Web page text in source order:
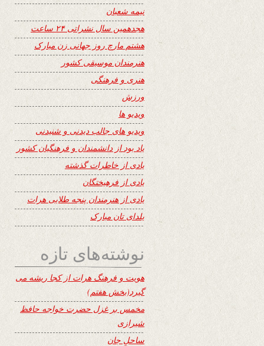
نیمه شعبان
هجدهمین سال نشراتی ۲۴ ساعت
هشتم مارچ روز جهانی زن مبارک
هنرمندان موسیقی کشور
هنری و فرهنگی
ورزش
ویدیو ها
ویدیو های جالب دیدنی و شنیدنی
یاد بود از دانشمندان و فرهنگیان کشور
یادی از خاطرات گذشته
یادی از فرهیختگان
یادی از هنرمندان پنجه طلایی هرات
یلدای تان مبارک
نوشته‌های تازه
هویت و فرهنگ هرات از کجا ریشه می
گیرد(بخش هفتم)
مخمس بر غزل حضرت خواجه حافظ
شیرازی
ساحلِ جان